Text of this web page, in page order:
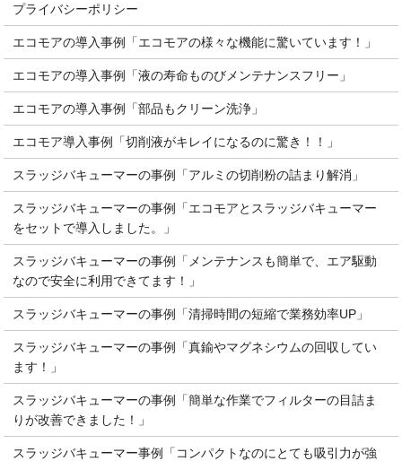
プライバシーポリシー
エコモアの導入事例「エコモアの様々な機能に驚いています！」
エコモアの導入事例「液の寿命ものびメンテナンスフリー」
エコモアの導入事例「部品もクリーン洗浄」
エコモア導入事例「切削液がキレイになるのに驚き！！」
スラッジバキューマーの事例「アルミの切削粉の詰まり解消」
スラッジバキューマーの事例「エコモアとスラッジバキューマー
をセットで導入しました。」
スラッジバキューマーの事例「メンテナンスも簡単で、エア駆動
なので安全に利用できてます！」
スラッジバキューマーの事例「清掃時間の短縮で業務効率UP」
スラッジバキューマーの事例「真鍮やマグネシウムの回収してい
ます！」
スラッジバキューマーの事例「簡単な作業でフィルターの目詰ま
りが改善できました！」
スラッジバキューマー事例「コンパクトなのにとても吸引力が強